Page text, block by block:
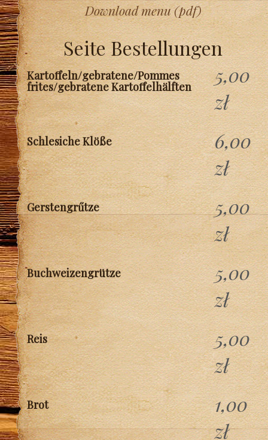
Download menu (pdf)
Seite Bestellungen
Kartoffeln/gebratene/Pommes
frites/gebratene Kartoffelhälften
5,00
zł
Schlesiche Klöße
6,00
zł
Gerstengrűtze
5,00
zł
Buchweizengrütze
5,00
zł
Reis
5,00
zł
Brot
1,00
zł